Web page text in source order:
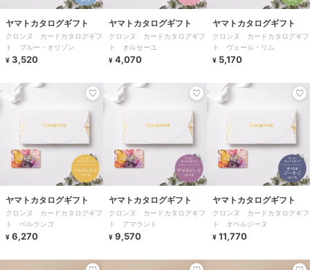
ヤマトカタログギフト
クロンヌ カードカタログギフ
ト ブルー・オリゾン
¥ 3,520
ヤマトカタログギフト
クロンヌ カードカタログギフ
ト オルセーユ
¥ 4,070
ヤマトカタログギフト
クロンヌ カードカタログギフ
ト ヴェール・リム
¥ 5,170
ヤマトカタログギフト
クロンヌ カードカタログギフ
ト ベルランゴ
¥ 6,270
ヤマトカタログギフト
クロンヌ カードカタログギフ
ト アマラント
¥ 9,570
ヤマトカタログギフト
クロンヌ カードカタログギフ
ト オベルジーヌ
¥ 11,770